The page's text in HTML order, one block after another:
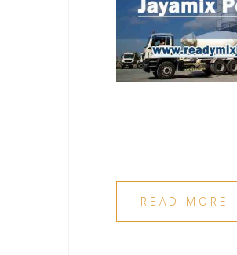
READ MORE